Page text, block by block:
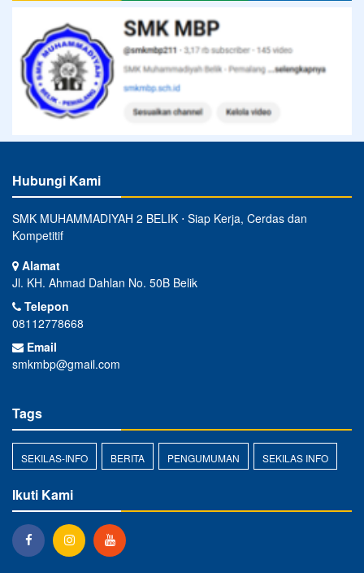
Hubungi Kami
SMK MUHAMMADIYAH 2 BELIK ⋅ Siap Kerja, Cerdas dan
Kompetitif
Alamat
Jl. KH. Ahmad Dahlan No. 50B Belik
Telepon
08112778668
Email
smkmbp@gmail.com
Tags
SEKILAS-INFO BERITA PENGUMUMAN SEKILAS INFO
Ikuti Kami